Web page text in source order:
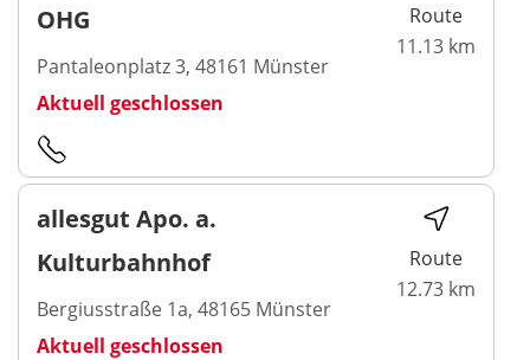
OHG
Pantaleonplatz 3, 48161 Münster
Aktuell geschlossen
Route
11.13 km
allesgut Apo. a.
Kulturbahnhof
Bergiusstraße 1a, 48165 Münster
Aktuell geschlossen
Route
12.73 km